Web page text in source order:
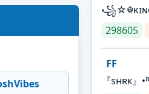
298605
FF
『sʜʀᴋ』